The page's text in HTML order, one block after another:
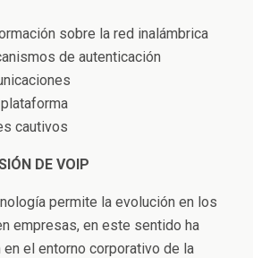
sobre la red inalámbrica
de autenticación
cautivos
DE VOIP
permite la evolución en los
empresas, en este sentido ha
el entorno corporativo de la